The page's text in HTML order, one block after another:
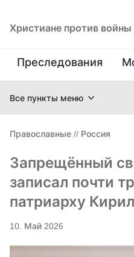
Христиане против войны
Преследования
Все пункты меню
Православные // Россия
Запрещённый
записал почти
патриарху
10. Май 2026